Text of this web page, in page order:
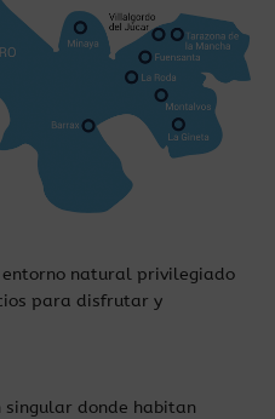
entorno natural privilegiado
para disfrutar y
singular donde habitan